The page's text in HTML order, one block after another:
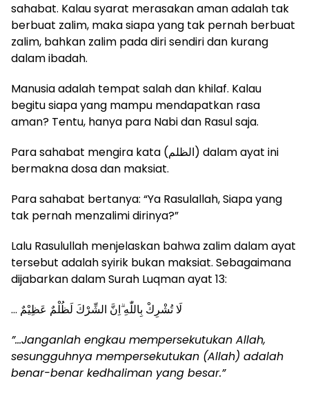
sahabat. Kalau syarat merasakan aman adalah tak
berbuat zalim, maka siapa yang tak pernah berbuat
zalim, bahkan zalim pada diri sendiri dan kurang
dalam ibadah.
Manusia adalah tempat salah dan khilaf. Kalau
begitu siapa yang mampu mendapatkan rasa
aman? Tentu, hanya para Nabi dan Rasul saja.
Para sahabat mengira kata (الظلم) dalam ayat ini
bermakna dosa dan maksiat.
Para sahabat bertanya: “Ya Rasulallah, Siapa yang
tak pernah menzalimi dirinya?”
Lalu Rasulullah menjelaskan bahwa zalim dalam ayat
tersebut adalah syirik bukan maksiat. Sebagaimana
dijabarkan dalam Surah Luqman ayat 13:
… لَا تُشْرِكْ بِاللّٰهِ ۗاِنَّ الشِّرْكَ لَظُلْمٌ عَظِيْمٌ
”…Janganlah engkau mempersekutukan Allah,
sesungguhnya mempersekutukan (Allah) adalah
benar-benar kedhaliman yang besar.”